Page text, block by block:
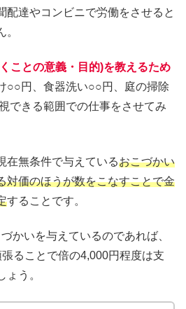
配達やコンビニで労働をさせると
ことの意義・目的)を教えるため
○○円、食器洗い○○円、庭の掃除
できる範囲での仕事をさせてみ
在無条件で与えているおこづかい
対価のほうが数をこなすことで金
することです。
かいを与えているのであれば、
ることで倍の4,000円程度は支
う。